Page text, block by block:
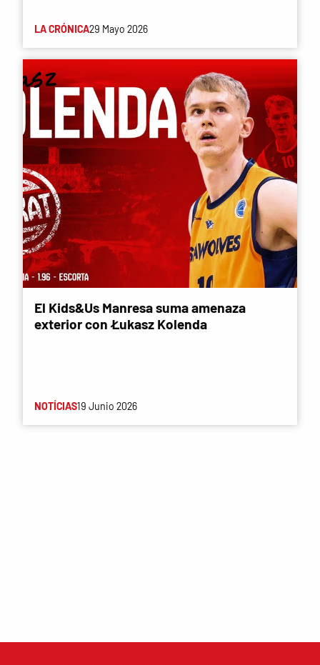
LA CRÓNICA29 Mayo 2026
El Kids&Us Manresa suma amenaza
exterior con Łukasz Kolenda
NOTÍCIAS19 Junio 2026